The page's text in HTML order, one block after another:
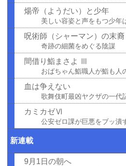
煬帝（ようだい）と少年
美しい容姿と声をもつ少年
呪術師（シャーマン）の末裔
奇跡の細菌をめぐる陰謀
間借り鮨まさよ Ⅲ
おばちゃん鮨職人が鮨も人
血は争えない
歌舞伎町最凶ヤクザの一代
カミカゼⅥ
公安ゼロ課が巨悪をブッ潰
新連載
9月1日の朝へ